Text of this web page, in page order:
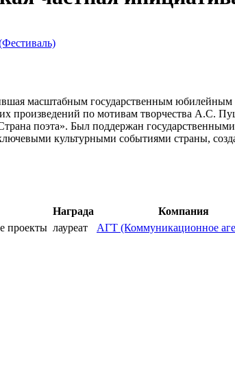
масштабным государственным
произведений по мотивам творчества А.С.
поэта». Был поддержан
культурными событиями страны,
Награда
Компания
проекты лауреат АГТ (Коммуникационное